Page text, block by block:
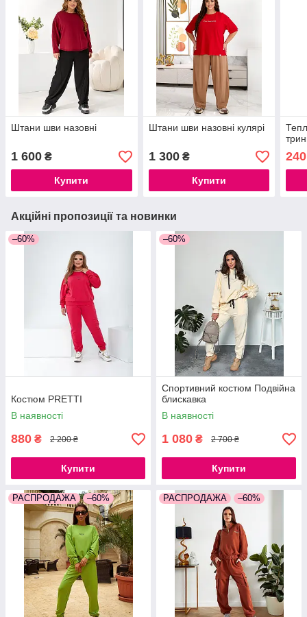
Штани шви назовні
1 600 ₴
Купити
Штани шви назовні кулярі
1 300₴
Купити
240
Акційні пропозиції та новинки
–60%
Костюм PRETTI
В наявності
880 ₴ 2 200 ₴
Купити
–60%
Спортивний костюм Подвійна
блискавка
В наявності
1 080 ₴ 2 700 ₴
Купити
РАСПРОДАЖА –60% РАСПРОДАЖА –60%